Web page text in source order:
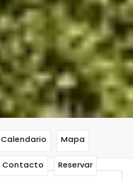
Calendario Mapa
Contacto Reservar